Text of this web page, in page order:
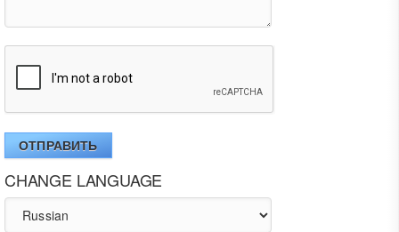
ОТПРАВИТЬ
CHANGE LANGUAGE